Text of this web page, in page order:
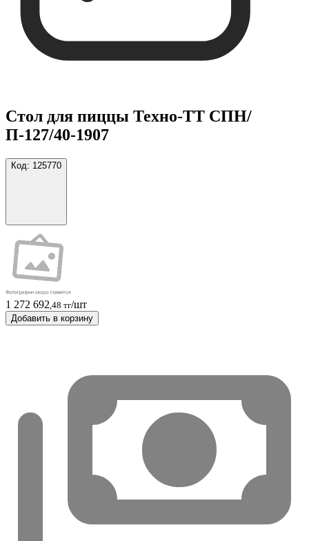
Стол для пиццы Техно-ТТ СПН/
П-127/40-1907
Код: 125770
1 272 692 ,48 тг/шт
Добавить в корзину